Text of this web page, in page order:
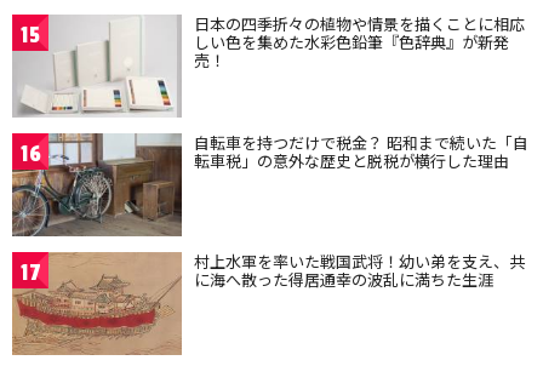
15 日本の四季折々の植物や情景を描くことに相応
しい色を集めた水彩色鉛筆『色辞典』が新発
売！
16 自転車を持つだけで税金？ 昭和まで続いた「自
転車税」の意外な歴史と脱税が横行した理由
17 村上水軍を率いた戦国武将！幼い弟を支え、共
に海へ散った得居通幸の波乱に満ちた生涯